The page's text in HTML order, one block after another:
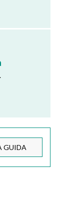
GUIDA